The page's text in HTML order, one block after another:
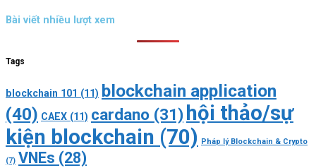
Bài viết nhiều lượt xem
Tags
blockchain 101 (11) blockchain application
(40) CAEX (11) cardano (31) hội thảo/sự
kiện blockchain (70) Pháp lý Blockchain & Crypto
(7) VNEs (28)